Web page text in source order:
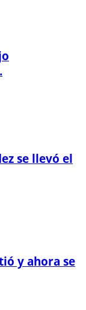
se llevó el
y ahora se